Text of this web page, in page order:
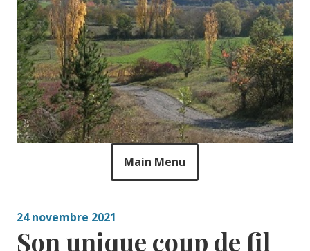
Main Menu
24 novembre 2021
Son unique coup de fil